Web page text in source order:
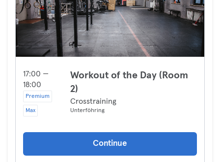
17:00 —
18:00
Premium
Max
Workout of the Day (Room
2)
Crosstraining
Unterföhring
Continue